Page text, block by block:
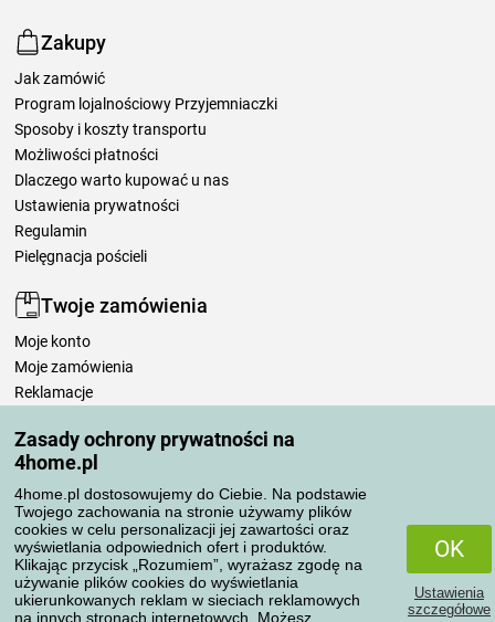
Zasady ochrony prywatności na
4home.pl
4home.pl dostosowujemy do Ciebie. Na podstawie
Twojego zachowania na stronie używamy plików
cookies w celu personalizacji jej zawartości oraz
wyświetlania odpowiednich ofert i produktów.
Klikając przycisk „Rozumiem”, wyrażasz zgodę na
używanie plików cookies do wyświetlania
ukierunkowanych reklam w sieciach reklamowych
na innych stronach internetowych. Możesz
OK
Ustawienia
szczegółowe
Zakupy
Jak zamówić
Program lojalnościowy Przyjemniaczki
Sposoby i koszty transportu
Możliwości płatności
Dlaczego warto kupować u nas
Ustawienia prywatności
Regulamin
Pielęgnacja pościeli
Twoje zamówienia
Moje konto
Moje zamówienia
Reklamacje
Zasady przetwarzania recenzji
Sposoby transportu
Metody płatności